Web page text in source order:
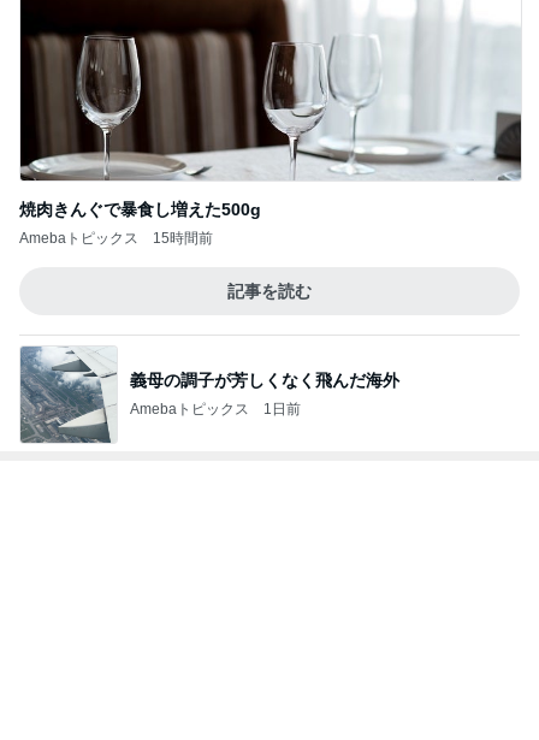
焼肉きんぐで暴食し増えた500g
Amebaトピックス 15時間前
記事を読む
義母の調子が芳しくなく飛んだ海外
Amebaトピックス 1日前